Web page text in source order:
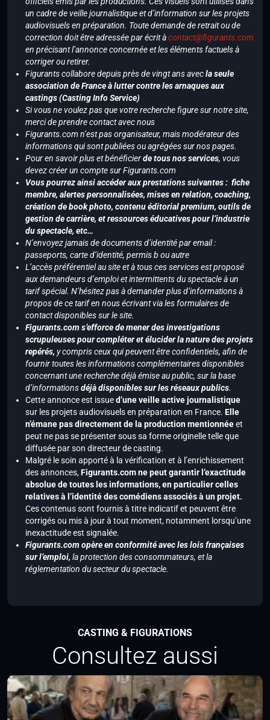
un cadre de veille journalistique et d’information sur les projets
audiovisuels en préparation. Toute demande de retrait ou de
correction doit être adressée par écrit àcontact@figurants.com
en précisant l’annonce concernée et les éléments factuels à
corriger ou retirer.
Figurants collabore depuis près de vingt ans avecla seule
association de France à lutter contre les arnaques aux
castings (Casting Info Service)
Si vous ne voulez pas que votre recherche figure sur notre site,
merci de prendre contact avec nous
Figurants.com n’est pas organisateur, mais modérateur des
informations qui sont publiées ou agrégées sur nos pages.
Pour en savoir plus et bénéficierde tous nos services, vous
devez créer un compte sur Figurants.com
Vous pourrez ainsi accéder aux prestations suivantes : fiche
membre, alertes personnalisées, mises en relation, coaching,
création de book photo, contenu éditorial premium, outils de
gestion de carrière, et ressources éducatives pour l’industrie
du spectacle, etc…
N’envoyez jamais de documents d’identité par email :
passeports, carte d’identité, permis b ou autre
L’accès préférentiel au site et à tous ces services est proposé
aux demandeurs d’emploi et intermittents du spectacle à un
tarif spécial. N’hésitez pas à demander plus d’informations à
propos de ce tarif en nous écrivant via les formulaires de
contact disponibles sur le site.
Figurants.com s’efforce de mener des investigations
scrupuleuses pour compléter et élucider la nature des projets
repérés, y compris ceux qui peuvent être confidentiels, afin de
fournir toutes les informations complémentaires disponibles
concernant une recherche déjà émise au public, sur la base
d’informationsdéjà disponibles sur les réseaux publics.
Cette annonce est issued’une veille active journalistique
sur les projets audiovisuels en préparation en France. Elle
n’émane pas directement de la production mentionnéeet
peut ne pas se présenter sous sa forme originelle telle que
diffusée par son directeur de casting.
Malgré le soin apporté à la vérification et à l’enrichissement
des annonces,Figurants.com ne peut garantir l’exactitude
absolue de toutes les informations, en particulier celles
relatives à l’identité des comédiens associés à un projet.
Ces contenus sont fournis à titre indicatif et peuvent être
corrigés ou mis à jour à tout moment, notamment lorsqu’une
inexactitude est signalée.
Figurants.com opère en conformité avec les lois françaises
sur l’emploi, la protection des consommateurs, et la
réglementation du secteur du spectacle.
CASTING & FIGURATIONS
Consultez aussi